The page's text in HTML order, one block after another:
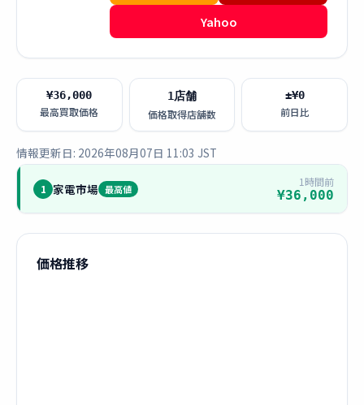
Yahoo
¥36,000
最高買取価格
1店舗
価格取得店舗数
±¥0
前日比
情報更新日: 2026年08月07日 11:03 JST
1 家電市場 最高値
1時間前
¥36,000
価格推移